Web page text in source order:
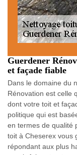
Guerdener
et façade fiable
Dans le domaine du
Rénovation est celle
dont votre toit et
politique qui est
en termes de qualité
toit à Cheserex vous
répondant aux plus